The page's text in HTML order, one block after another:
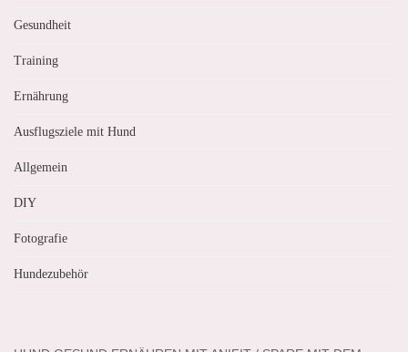
Gesundheit
Training
Ernährung
Ausflugsziele mit Hund
Allgemein
DIY
Fotografie
Hundezubehör